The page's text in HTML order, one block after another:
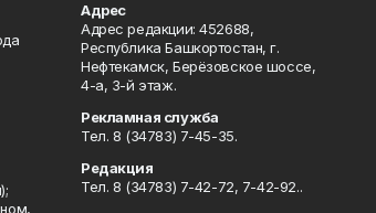
Адрес
Адрес редакции: 452688,
Республика Башкортостан, г.
Нефтекамск, Берёзовское шоссе,
4-а, 3-й этаж.
Рекламная служба
Тел. 8 (34783) 7-45-35.
Редакция
Тел. 8 (34783) 7-42-72, 7-42-92..